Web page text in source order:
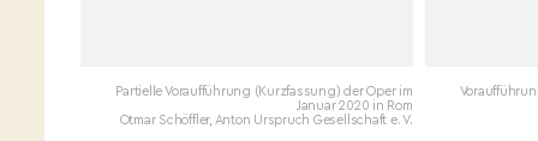
Partielle Voraufführung (Kurzfassung) der Oper im
Januar 2020 in Rom
Otmar Schöffler, Anton Urspruch Gesellschaft e. V.